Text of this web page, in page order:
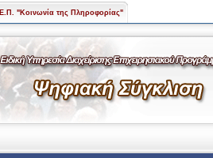
Ε.Π. "Κοινωνία της Πληροφορίας"